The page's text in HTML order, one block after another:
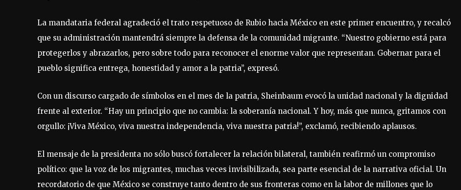
La mandataria federal agradeció el trato respetuoso de Rubio hacia México en este primer encuentro, y recalcó
que su administración mantendrá siempre la defensa de la comunidad migrante. “Nuestro gobierno está para
protegerlos y abrazarlos, pero sobre todo para reconocer el enorme valor que representan. Gobernar para el
pueblo significa entrega, honestidad y amor a la patria”, expresó.
Con un discurso cargado de símbolos en el mes de la patria, Sheinbaum evocó la unidad nacional y la dignidad
frente al exterior. “Hay un principio que no cambia: la soberanía nacional. Y hoy, más que nunca, gritamos con
orgullo: ¡Viva México, viva nuestra independencia, viva nuestra patria!”, exclamó, recibiendo aplausos.
El mensaje de la presidenta no sólo buscó fortalecer la relación bilateral, también reafirmó un compromiso
político: que la voz de los migrantes, muchas veces invisibilizada, sea parte esencial de la narrativa oficial. Un
recordatorio de que México se construye tanto dentro de sus fronteras como en la labor de millones que lo